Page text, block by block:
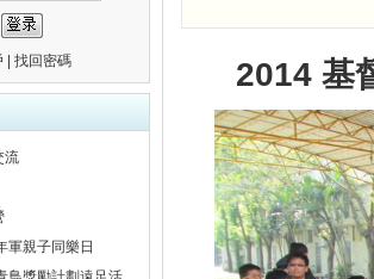
找回密碼
流
軍親子同樂日
2014 基